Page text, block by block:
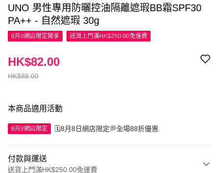
UNO 男性專用防曬控油隔離遮瑕BB霜SPF30
PA++ - 自然遮瑕 30g
8月8網店限定獨享 送貨上門滿HK$250.00免運費
HK$88.00
HK$82.00
本商品適用活動
8月8網店限定 🗓️8月8日網店限定💭全場88折優惠
付款與運送
送貨上門滿HK$250.00免運費